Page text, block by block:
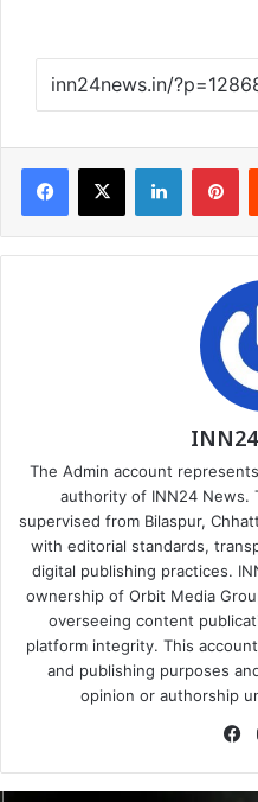
Facebook
X LinkedIn
The Admin account
authority of INN24 News.
supervised from Bilaspur,
with editorial standards,
digital publishing practices.
ownership of Orbit Media
overseeing content
platform integrity. This
and publishing purposes
opinion or authorship